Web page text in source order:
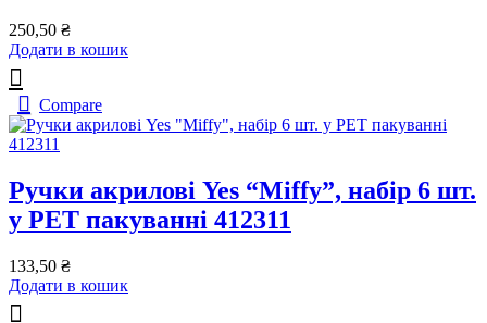
250,50 ₴
Додати в кошик
Compare
Ручки акрилові Yes “Miffy”, набір 6 шт.
у PET пакуванні 412311
133,50 ₴
Додати в кошик